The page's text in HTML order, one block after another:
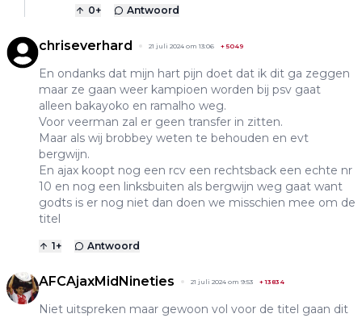
0+ Antwoord
chriseverhard 21 juli 2024 om 13:06 + 5049
En ondanks dat mijn hart pijn doet dat ik dit ga zeggen
maar ze gaan weer kampioen worden bij psv gaat
alleen bakayoko en ramalho weg.
Voor veerman zal er geen transfer in zitten.
Maar als wij brobbey weten te behouden en evt
bergwijn.
En ajax koopt nog een rcv een rechtsback een echte nr
10 en nog een linksbuiten als bergwijn weg gaat want
godts is er nog niet dan doen we misschien mee om de
titel
1+ Antwoord
AFCAjaxMidNineties 21 juli 2024 om 9:53 +13834
Niet uitspreken maar gewoon vol voor de titel gaan dit